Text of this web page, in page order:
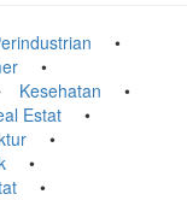
Kesehatan
Estat